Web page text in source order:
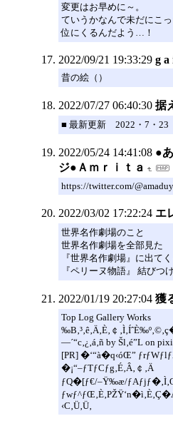
変更はお早めに～。
ていうかなんで未だにこ
位にくるんだよう…！
2022/09/21 19:33:29 g a
昔の絵（）
2022/07/27 06:40:30 据
■ 最新更新 2022・7・23
2022/05/24 14:41:08 ●
ジ●Ａｍｒｉｔａ
https://twitter.com/
2022/03/02 17:22:24 エ
世界名作劇場のこと
世界名作劇場を全部見た
『世界名作劇場』に出て
『ペリーヌ物語』 結びつ
2022/01/19 20:27:04 獲
Top Log Gallery Works
‰B‚³‚ê‚Ä‚È‚￠
—´“c‚¿‚á‚ñ by Šl‚é”L on
[PR] �‘“à�q‹óŒ”
�¡“–ƒTƒCƒg‚É‚Â‚￠‚Ä
ƒQ�[ƒ€/–Ÿ‰æ/
‹C‚Ü‚Ü‚